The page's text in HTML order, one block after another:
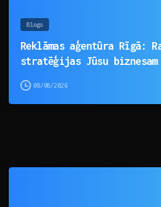
Blogs
Reklāmas aģentūra Rīgā:
stratēģijas Jūsu biznesam
08/08/2026